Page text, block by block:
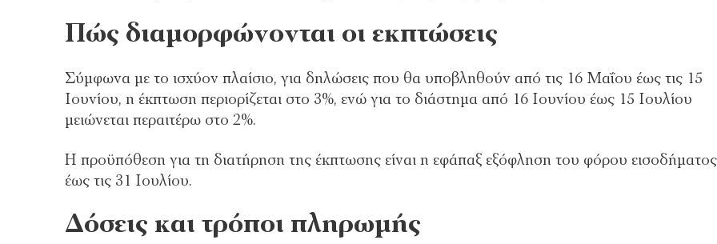
Πώς διαμορφώνονται οι εκπτώσεις
Σύμφωνα με το ισχύον πλαίσιο, για δηλώσεις που θα υποβληθούν από τις 16 Μαΐου έως τις 15
Ιουνίου, η έκπτωση περιορίζεται στο 3%, ενώ για το διάστημα από 16 Ιουνίου έως 15 Ιουλίου
μειώνεται περαιτέρω στο 2%.
Η προϋπόθεση για τη διατήρηση της έκπτωσης είναι η εφάπαξ εξόφληση του φόρου εισοδήματος
έως τις 31 Ιουλίου.
Δόσεις και τρόποι πληρωμής